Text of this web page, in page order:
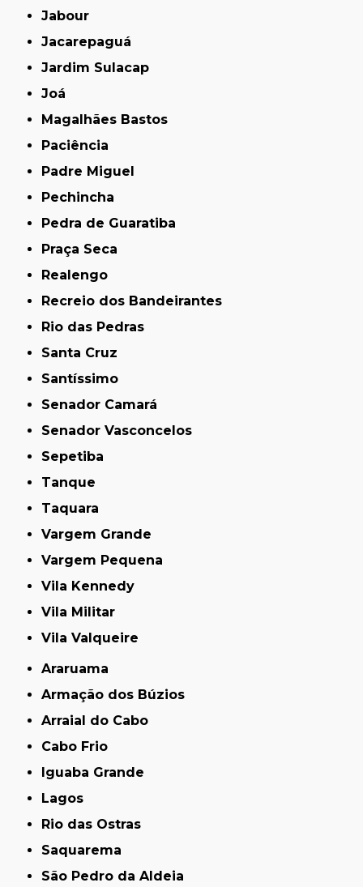
Jabour
Jacarepaguá
Jardim Sulacap
Joá
Magalhães Bastos
Paciência
Padre Miguel
Pechincha
Pedra de Guaratiba
Praça Seca
Realengo
Recreio dos Bandeirantes
Rio das Pedras
Santa Cruz
Santíssimo
Senador Camará
Senador Vasconcelos
Sepetiba
Tanque
Taquara
Vargem Grande
Vargem Pequena
Vila Kennedy
Vila Militar
Vila Valqueire
Araruama
Armação dos Búzios
Arraial do Cabo
Cabo Frio
Iguaba Grande
Lagos
Rio das Ostras
Saquarema
São Pedro da Aldeia